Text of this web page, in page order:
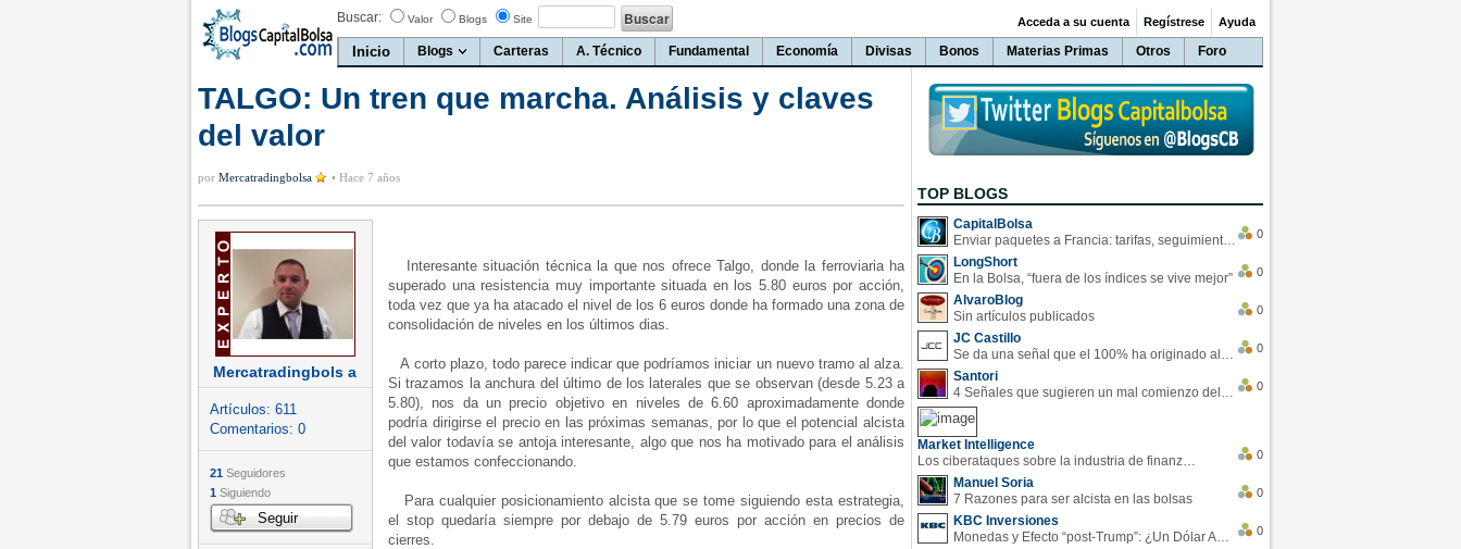
Buscar: Valor Blogs Site
Inicio Blogs Carteras A. Técnico Fundamental Economía Divisas Bonos Materias Primas Otros Foro
Acceda a su cuenta Regístrese Ayuda
TALGO: Un tren que marcha. Análisis y claves
del valor
por Mercatradingbolsa • Hace 7 años
Mercatradingbols a
Artículos: 611
Comentarios: 0
21 Seguidores
1 Siguiendo
Seguir
Interesante situación técnica la que nos ofrece Talgo, donde la ferroviaria ha
superado una resistencia muy importante situada en los 5.80 euros por acción,
toda vez que ya ha atacado el nivel de los 6 euros donde ha formado una zona de
consolidación de niveles en los últimos dias.
A corto plazo, todo parece indicar que podríamos iniciar un nuevo tramo al alza.
Si trazamos la anchura del último de los laterales que se observan (desde 5.23 a
5.80), nos da un precio objetivo en niveles de 6.60 aproximadamente donde
podría dirigirse el precio en las próximas semanas, por lo que el potencial alcista
del valor todavía se antoja interesante, algo que nos ha motivado para el análisis
que estamos confeccionando.
Para cualquier posicionamiento alcista que se tome siguiendo esta estrategia,
el stop quedaría siempre por debajo de 5.79 euros por acción en precios de
cierres.
TOP BLOGS
CapitalBolsa
Enviar paquetes a Francia: tarifas, seguimiento y ventajas destacadas
0
LongShort
En la Bolsa, “fuera de los índices se vive mejor”
0
AlvaroBlog
Sin artículos publicados
0
JC Castillo
Se da una señal que el 100% ha originado alzas en las bolsas
0
Santori
4 Señales que sugieren un mal comienzo del 3T de la economía EEUU
0
Market Intelligence
Los ciberataques sobre la industria de finanzas se han duplicado este año
0
Manuel Soria
7 Razones para ser alcista en las bolsas
0
KBC Inversiones
Monedas y Efecto “post-Trump”: ¿Un Dólar Americano operando en rangos?
0